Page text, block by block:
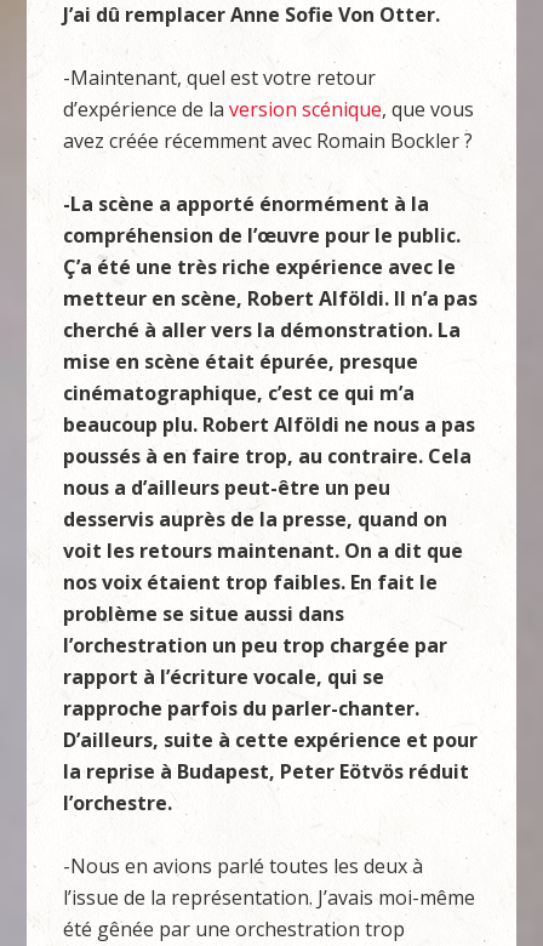
J’ai dû remplacer Anne Sofie Von Otter.
-Maintenant, quel est votre retour
d’expérience de laversion scénique, que vous
avez créée récemment avec Romain Bockler ?
-La scène a apporté énormément à la
compréhension de l’œuvre pour le public.
Ç’a été une très riche expérience avec le
metteur en scène, Robert Alföldi. Il n’a pas
cherché à aller vers la démonstration. La
mise en scène était épurée, presque
cinématographique, c’est ce qui m’a
beaucoup plu. Robert Alföldi ne nous a pas
poussés à en faire trop, au contraire. Cela
nous a d’ailleurs peut-être un peu
desservis auprès de la presse, quand on
voit les retours maintenant. On a dit que
nos voix étaient trop faibles. En fait le
problème se situe aussi dans
l’orchestration un peu trop chargée par
rapport à l’écriture vocale, qui se
rapproche parfois du parler-chanter.
D’ailleurs, suite à cette expérience et pour
la reprise à Budapest, Peter Eötvös réduit
l’orchestre.
-Nous en avions parlé toutes les deux à
l’issue de la représentation. J’avais moi-même
été gênée par une orchestration trop